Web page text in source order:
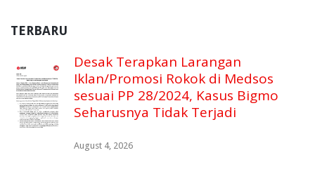
TERBARU
Desak Terapkan Larangan
Iklan/Promosi Rokok di Medsos
sesuai PP 28/2024, Kasus Bigmo
Seharusnya Tidak Terjadi
August 4, 2026